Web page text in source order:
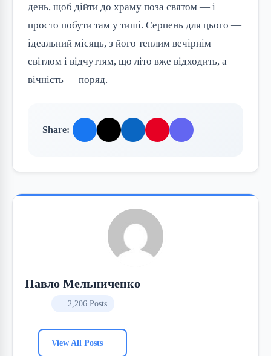
день, щоб дійти до храму поза святом — і
просто побути там у тиші. Серпень для цього —
ідеальний місяць, з його теплим вечірнім
світлом і відчуттям, що літо вже відходить, а
вічність — поряд.
Share:
Павло Мельниченко
2,206 Posts
View All Posts